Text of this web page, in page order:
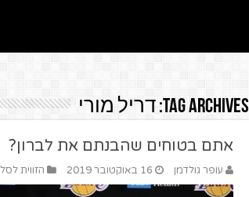
Tag Archives: דריל מורי
אתם בטוחים שהבנתם את לברון?
עופר גולדמן 16 באוקטובר 2019 הזווית לסל